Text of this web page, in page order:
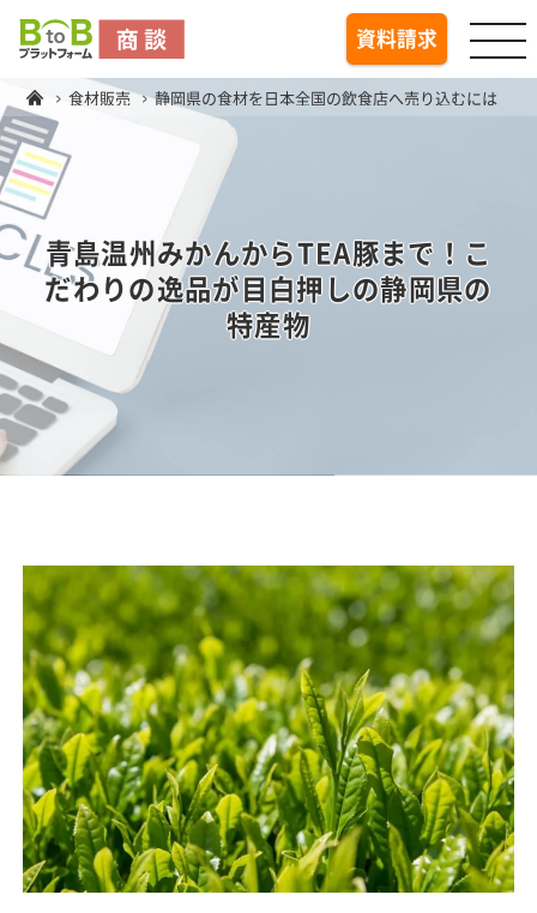
資料請求
食材販売 静岡県の食材を日本全国の飲食店へ売り込むには
青島温州みかんからTEA豚まで！こ
だわりの逸品が目白押しの静岡県の
特産物